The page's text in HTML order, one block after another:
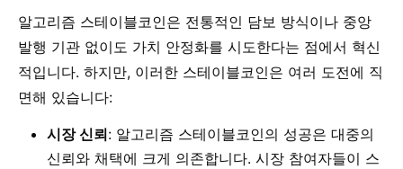
알고리즘 스테이블코인은 전통적인 담보 방식이나 중앙
발행 기관 없이도 가치 안정화를 시도한다는 점에서 혁신
적입니다. 하지만, 이러한 스테이블코인은 여러 도전에 직
면해 있습니다:
시장 신뢰: 알고리즘 스테이블코인의 성공은 대중의
신뢰와 채택에 크게 의존합니다. 시장 참여자들이 스